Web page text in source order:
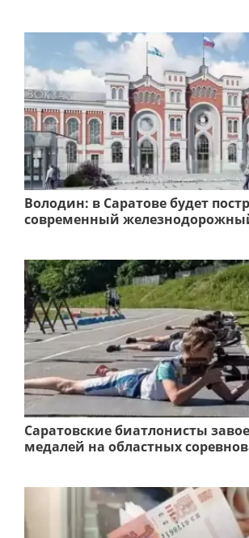
Володин: в Саратове будет
современный
Саратовские биатлонисты
медалей на областных